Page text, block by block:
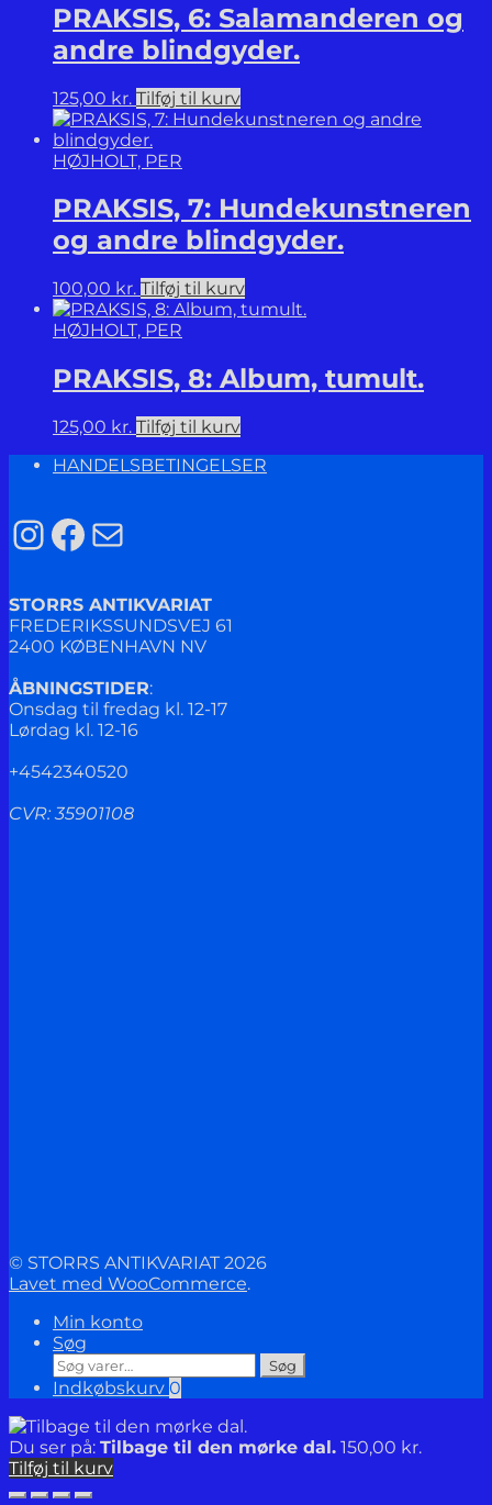
PRAKSIS, 6: Salamanderen og
andre blindgyder.
125,00 kr. Tilføj til kurv
HØJHOLT, PER
PRAKSIS, 7: Hundekunstneren
og andre blindgyder.
100,00 kr. Tilføj til kurv
HØJHOLT, PER
PRAKSIS, 8: Album, tumult.
125,00 kr. Tilføj til kurv
HANDELSBETINGELSER
Instagram
Facebook
Mail
STORRS ANTIKVARIAT
FREDERIKSSUNDSVEJ 61
2400 KØBENHAVN NV
ÅBNINGSTIDER:
Onsdag til fredag kl. 12-17
Lørdag kl. 12-16
+4542340520
CVR: 35901108
© STORRS ANTIKVARIAT 2026
Lavet med WooCommerce.
Min konto
Søg
Søg
efter:
Søg
Indkøbskurv 0
Du ser på: Tilbage til den mørke dal. 150,00 kr.
Tilføj til kurv